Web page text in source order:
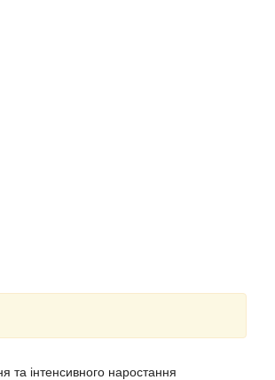
та інтенсивного наростання